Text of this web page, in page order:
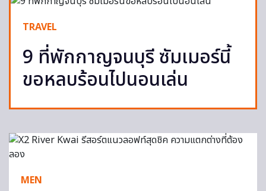
TRAVEL
9 ที่พักกาญจนบุรี ซัมเมอร์นี้
ขอหลบร้อนไปนอนเล่น
MEN